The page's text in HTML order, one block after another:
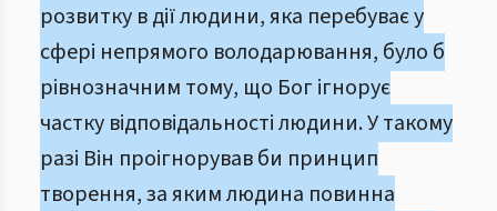
розвитку в дії людини, яка перебуває у
сфері непрямого володарювання, було б
рівнозначним тому, що Бог ігнорує
частку відповідальності людини. У такому
разі Він проігнорував би принцип
творення, за яким людина повинна